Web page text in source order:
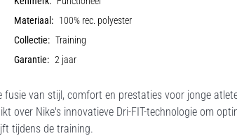
Materiaal: 100% rec. polyester
Collectie: Training
Garantie: 2 jaar
fusie van stijl, comfort en prestaties voor jonge
over Nike's innovatieve Dri-FIT-technologie om
tijdens de training.